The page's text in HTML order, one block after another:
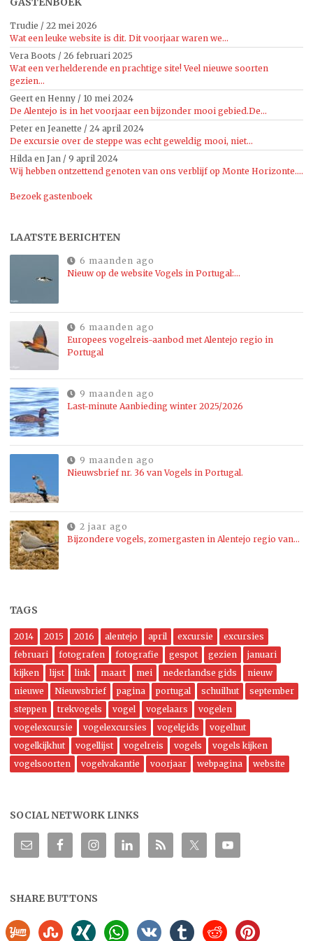
Trudie / 22 mei 2026
Wat een leuke website is dit. Dit voorjaar waren we...
Vera Boots / 26 februari 2025
Wat een verhelderende en prachtige site! Veel nieuwe soorten
gezien...
Geert en Henny / 10 mei 2024
De Alentejo is in het voorjaar een bijzonder mooi gebied.De...
Peter en Jeanette / 24 april 2024
De excursie over de steppe was echt geweldig mooi, niet...
Hilda en Jan / 9 april 2024
Wij hebben ontzettend genoten van ons verblijf op Monte Horizonte....
Bezoek gastenboek
LAATSTE BERICHTEN
6 maanden ago
Nieuw op de website Vogels in Portugal:…
6 maanden ago
Europees vogelreis-aanbod met Alentejo regio in
Portugal
9 maanden ago
Last-minute Aanbieding winter 2025/2026
9 maanden ago
Nieuwsbrief nr. 36 van Vogels in Portugal.
2 jaar ago
Bijzondere vogels, zomergasten in Alentejo regio van…
TAGS
2014 2015 2016 alentejo april excursie
excursies
februari
fotografen fotografie gespot gezien
januari
kijken
lijst link maart mei nederlandse gids
nieuw
nieuwe
Nieuwsbrief pagina portugal schuilhut
september
steppen
trekvogels vogel vogelaars
vogelen
vogelexcursie
vogelexcursies vogelgids
vogelhut
vogelkijkhut
vogellijst vogelreis vogels
vogels kijken
vogelsoorten
vogelvakantie voorjaar webpagina website
SOCIAL NETWORK LINKS
SHARE BUTTONS